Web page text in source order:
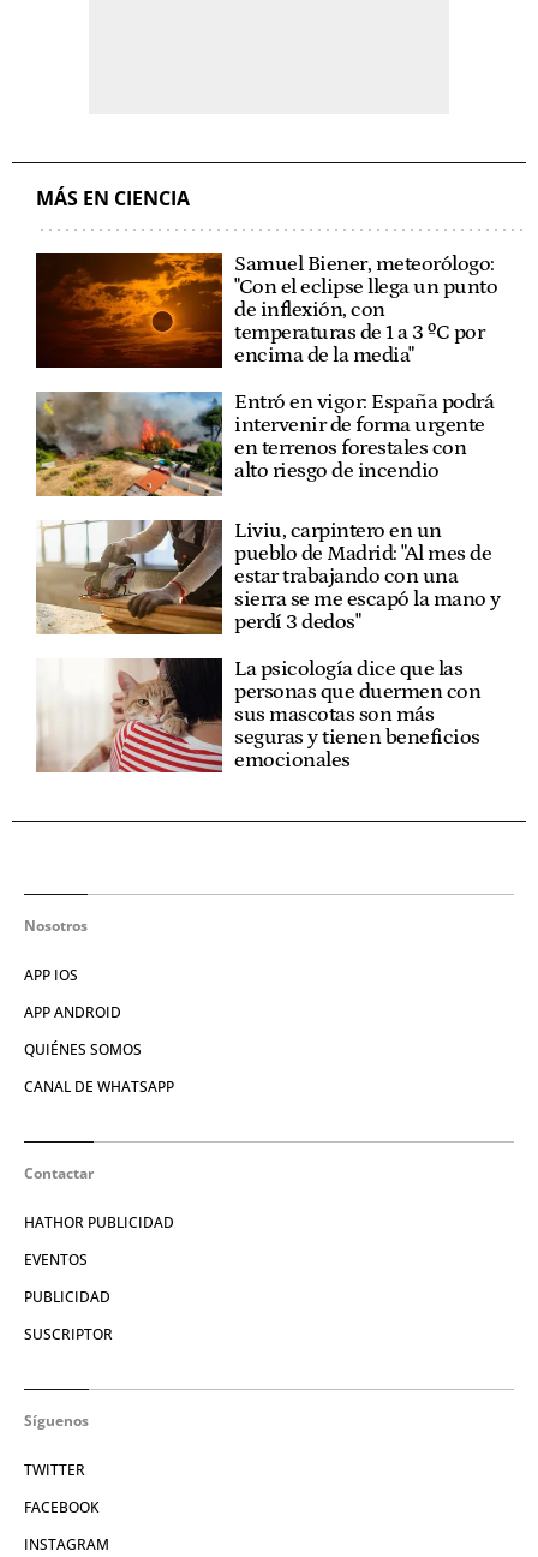
MÁS EN CIENCIA
Samuel Biener, meteorólogo:
"Con el eclipse llega un punto
de inflexión, con
temperaturas de 1 a 3 ºC por
encima de la media"
Entró en vigor: España podrá
intervenir de forma urgente
en terrenos forestales con
alto riesgo de incendio
Liviu, carpintero en un
pueblo de Madrid: "Al mes de
estar trabajando con una
sierra se me escapó la mano y
perdí 3 dedos"
La psicología dice que las
personas que duermen con
sus mascotas son más
seguras y tienen beneficios
emocionales
Nosotros
APP IOS
APP ANDROID
QUIÉNES SOMOS
CANAL DE WHATSAPP
Contactar
HATHOR PUBLICIDAD
EVENTOS
PUBLICIDAD
SUSCRIPTOR
Síguenos
TWITTER
FACEBOOK
INSTAGRAM